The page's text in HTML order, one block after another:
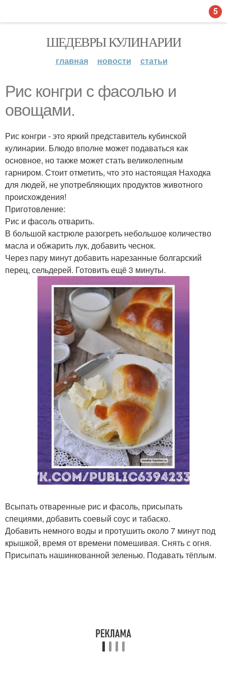
ШЕДЕВРЫ КУЛИНАРИИ
главная новости статьи
Рис конгри с фасолью и
овощами.
Рис конгри - это яркий представитель кубинской
кулинарии. Блюдо вполне может подаваться как
основное, но также может стать великолепным
гарниром. Стоит отметить, что это настоящая Находка
для людей, не употребляющих продуктов животного
происхождения!
Приготовление:
Рис и фасоль отварить.
В большой кастрюле разогреть небольшое количество
масла и обжарить лук, добавить чеснок.
Через пару минут добавить нарезанные болгарский
перец, сельдерей. Готовить ещё 3 минуты.
Всыпать отваренные рис и фасоль, присыпать
специями, добавить соевый соус и табаско.
Добавить немного воды и протушить около 7 минут под
крышкой, время от времени помешивая. Снять с огня.
Присыпать нашинкованной зеленью. Подавать тёплым.
5